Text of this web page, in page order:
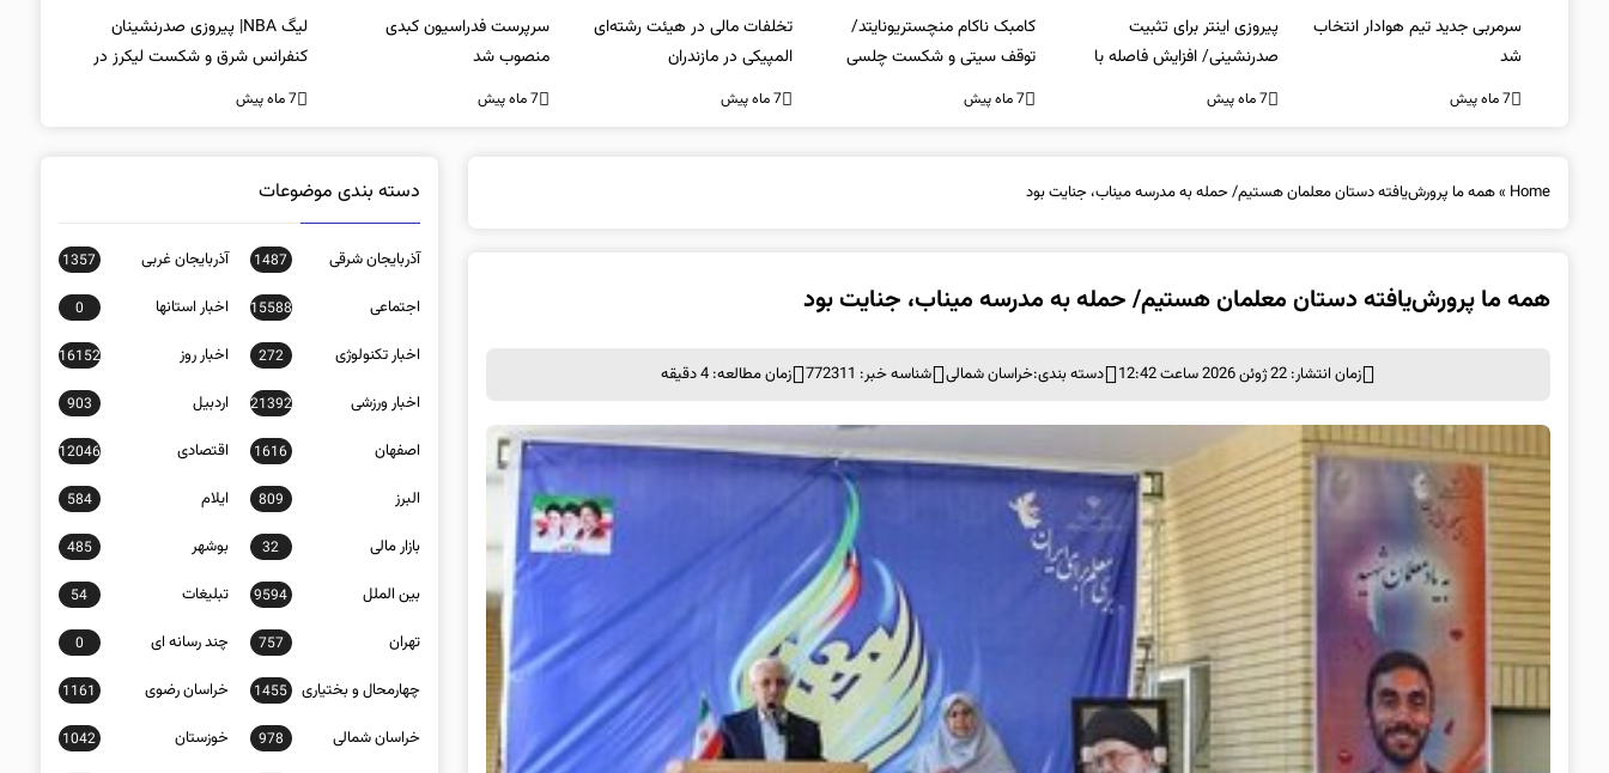
پیروزی اینتر برای تثبیت
صدرنشینی/ افزایش فاصله با
ناپولی
7 ماه پیش
کامبک ناکام منچستریونایتد/
توقف سیتی و شکست چلسی
7 ماه پیش
تخلفات مالی در هیئت رشته‌ای
المپیکی در مازندران
7 ماه پیش
سرپرست فدراسیون کبدی
منصوب شد
7 ماه پیش
لیگ NBA| پیروزی صدرنشینان
کنفرانس شرق و شکست لیکرز در
غیاب جیمز
7 ماه پیش
خط و نشان مک‌گرگور برای میودر
Home
»همه ما پرورش‌یافته دستان معلمان هستیم/ حمله به مدرسه میناب، جنایت بود
همه ما پرورش‌یافته دستان معلمان هستیم/ حمله به مدرسه میناب، جنایت بود
زمان انتشار: 22 ژوئن 2026 ساعت 12:42 دسته بندی:خراسان شمالی شناسه خبر: 772311 زمان مطالعه: 4 دقیقه
دسته بندی موضوعات
آذربایجان شرقی 1487 آذربایجان غربی 1357
اجتماعی 15588 اخبار استانها 0
اخبار تکنولوژی 272 اخبار روز 16152
اخبار ورزشی 21392 اردبیل 903
اصفهان 1616 اقتصادی 12046
البرز 809 ایلام 584
بازار مالی 32 بوشهر 485
بین الملل 9594 تبلیغات 54
تهران 757 چند رسانه ای 0
چهارمحال و بختیاری 1455 خراسان رضوی 1161
خراسان شمالی 978 خوزستان 1042